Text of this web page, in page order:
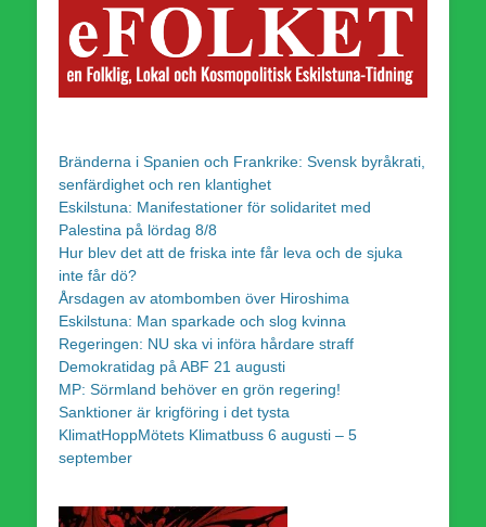
Bränderna i Spanien och Frankrike: Svensk byråkrati,
senfärdighet och ren klantighet
Eskilstuna: Manifestationer för solidaritet med
Palestina på lördag 8/8
Hur blev det att de friska inte får leva och de sjuka
inte får dö?
Årsdagen av atombomben över Hiroshima
Eskilstuna: Man sparkade och slog kvinna
Regeringen: NU ska vi införa hårdare straff
Demokratidag på ABF 21 augusti
MP: Sörmland behöver en grön regering!
Sanktioner är krigföring i det tysta
KlimatHoppMötets Klimatbuss 6 augusti – 5
september